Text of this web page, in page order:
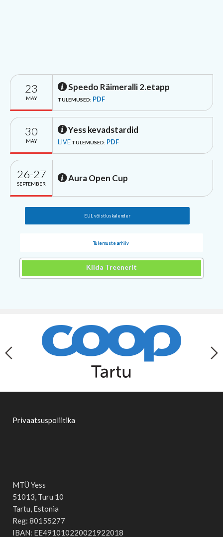
23
MAY
Speedo Räimeralli 2.etapp
TULEMUSED: PDF
30
MAY
Yess kevadstardid
LIVE TULEMUSED: PDF
26-27
SEPTEMBER
Aura Open Cup
EUL võistluskalender
Tulemuste arhiiv
Kiida Treenerit
Privaatsuspoliitika
MTÜ Yess
51013, Turu 10
Tartu, Estonia
Reg: 80155277
IBAN: EE491010220021922018